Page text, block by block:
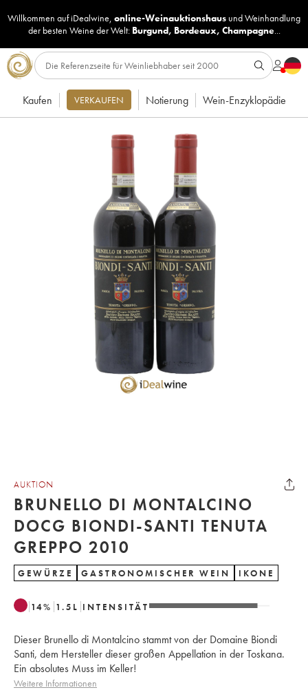
Willkommen auf iDealwine, online-Weinauktionshaus undWeinhandlung
der besten Weine der Welt: Burgund, Bordeaux, Champagne...
Kaufen VERKAUFEN Notierung Wein-Enzyklopädie
AUKTION
BRUNELLO DI MONTALCINO
DOCG BIONDI-SANTI TENUTA
GREPPO 2010
GEWÜRZE GASTRONOMISCHER WEIN IKONE
14% 1.5 L INTENSITÄT
Dieser Brunello di Montalcino stammt von der Domaine Biondi
Santi, dem Hersteller dieser großen Appellation in der Toskana.
Ein absolutes Muss im Keller!
Weitere Informationen